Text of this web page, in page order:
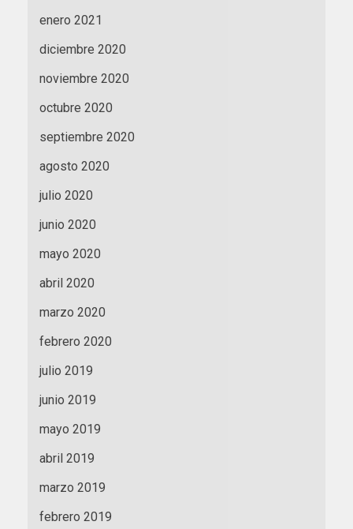
enero 2021
diciembre 2020
noviembre 2020
octubre 2020
septiembre 2020
agosto 2020
julio 2020
junio 2020
mayo 2020
abril 2020
marzo 2020
febrero 2020
julio 2019
junio 2019
mayo 2019
abril 2019
marzo 2019
febrero 2019